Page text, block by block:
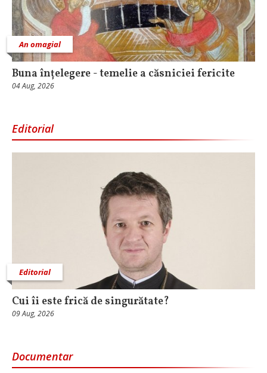
An omagial
Buna înțelegere - temelie a căsniciei fericite
04 Aug, 2026
Editorial
Editorial
Cui îi este frică de singurătate?
09 Aug, 2026
Documentar